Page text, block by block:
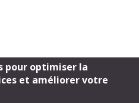
pour optimiser la
et améliorer votre